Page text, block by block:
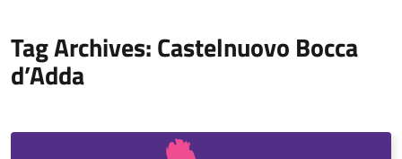
Tag Archives: Castelnuovo Bocca
d’Adda